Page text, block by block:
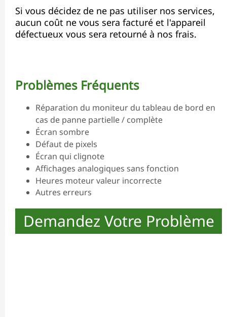
Si vous décidez de ne pas utiliser nos services,
aucun coût ne vous sera facturé et l'appareil
défectueux vous sera retourné à nos frais.
Problèmes Fréquents
Réparation du moniteur du tableau de bord en
cas de panne partielle / complète
Écran sombre
Défaut de pixels
Écran qui clignote
Affichages analogiques sans fonction
Heures moteur valeur incorrecte
Autres erreurs
Demandez Votre Problème